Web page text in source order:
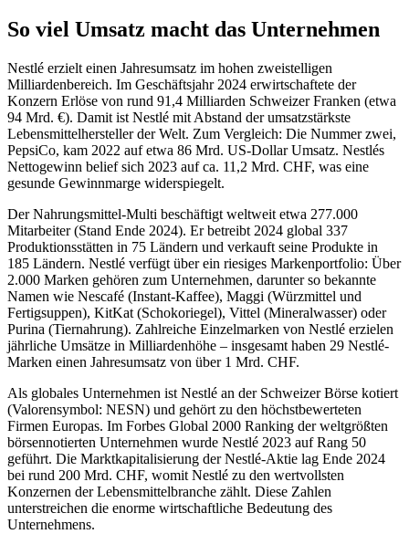
So viel Umsatz macht das Unternehmen
Nestlé erzielt einen Jahresumsatz im hohen zweistelligen
Milliardenbereich. Im Geschäftsjahr 2024 erwirtschaftete der
Konzern Erlöse von rund 91,4 Milliarden Schweizer Franken (etwa
94 Mrd. €). Damit ist Nestlé mit Abstand der umsatzstärkste
Lebensmittelhersteller der Welt. Zum Vergleich: Die Nummer zwei,
PepsiCo, kam 2022 auf etwa 86 Mrd. US-Dollar Umsatz. Nestlés
Nettogewinn belief sich 2023 auf ca. 11,2 Mrd. CHF, was eine
gesunde Gewinnmarge widerspiegelt.
Der Nahrungsmittel-Multi beschäftigt weltweit etwa 277.000
Mitarbeiter (Stand Ende 2024). Er betreibt 2024 global 337
Produktionsstätten in 75 Ländern und verkauft seine Produkte in
185 Ländern. Nestlé verfügt über ein riesiges Markenportfolio: Über
2.000 Marken gehören zum Unternehmen, darunter so bekannte
Namen wie Nescafé (Instant-Kaffee), Maggi (Würzmittel und
Fertigsuppen), KitKat (Schokoriegel), Vittel (Mineralwasser) oder
Purina (Tiernahrung). Zahlreiche Einzelmarken von Nestlé erzielen
jährliche Umsätze in Milliardenhöhe – insgesamt haben 29 Nestlé-
Marken einen Jahresumsatz von über 1 Mrd. CHF.
Als globales Unternehmen ist Nestlé an der Schweizer Börse kotiert
(Valorensymbol: NESN) und gehört zu den höchstbewerteten
Firmen Europas. Im Forbes Global 2000 Ranking der weltgrößten
börsennotierten Unternehmen wurde Nestlé 2023 auf Rang 50
geführt. Die Marktkapitalisierung der Nestlé-Aktie lag Ende 2024
bei rund 200 Mrd. CHF, womit Nestlé zu den wertvollsten
Konzernen der Lebensmittelbranche zählt. Diese Zahlen
unterstreichen die enorme wirtschaftliche Bedeutung des
Unternehmens.